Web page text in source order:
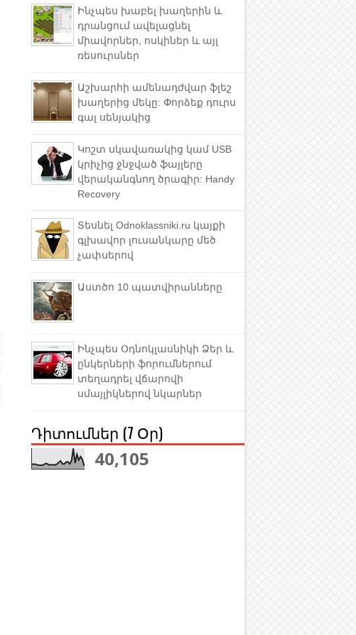
Ինչպես խաբել խաղերին և
դրանցում ավելացնել
միավորներ, ոսկիներ և այլ
ռեսուրսներ
Աշխարհի ամենադժվար ֆլեշ
խաղերից մեկը: Փորձեք դուրս
գալ սենյակից
Կոշտ սկավառակից կամ USB
կրիչից ջնջված ֆայլերը
վերականգնող ծրագիր: Handy
Recovery
Տեսնել Odnoklassniki.ru կայքի
գլխավոր լուսանկարը մեծ
չափսերով
Աստծո 10 պատվիրանները
Ինչպես Օդնոկլասնիկի Ձեր և
ընկերների ֆորումներում
տեղադրել վճարովի
սմայլիկներով նկարներ
Դիտումներ (7 Օր)
40,105